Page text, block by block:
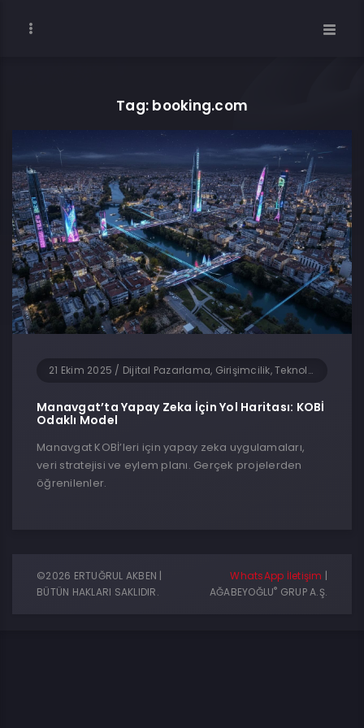
Tag: booking.com
21 Ekim 2025 / Dijital Pazarlama, Girişimcilik, Teknoloji, Turizm ve Seyahat, Yapay Zeka, Yazılım
Manavgat’ta Yapay Zeka İçin Yol Haritası: KOBİ
Odaklı Model
Manavgat KOBİ’leri için yapay zeka uygulamaları,
veri stratejisi ve eylem planı. Gerçek projelerden
öğrenilenler.
©2026 ERTUĞRUL AKBEN |
BÜTÜN HAKLARI SAKLIDIR.
WhatsApp İletişim |
AĞABEYOĞLU® GRUP A.Ş.